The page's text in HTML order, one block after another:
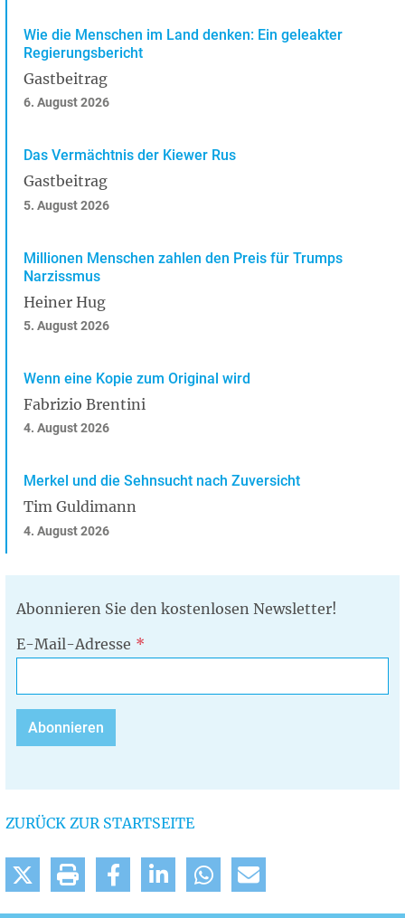
Wie die Menschen im Land denken: Ein geleakter
Regierungsbericht
Gastbeitrag
6. August 2026
Das Vermächtnis der Kiewer Rus
Gastbeitrag
5. August 2026
Millionen Menschen zahlen den Preis für Trumps
Narzissmus
Heiner Hug
5. August 2026
Wenn eine Kopie zum Original wird
Fabrizio Brentini
4. August 2026
Merkel und die Sehnsucht nach Zuversicht
Tim Guldimann
4. August 2026
Abonnieren Sie den kostenlosen Newsletter!
E-Mail-Adresse
ZURÜCK ZUR STARTSEITE